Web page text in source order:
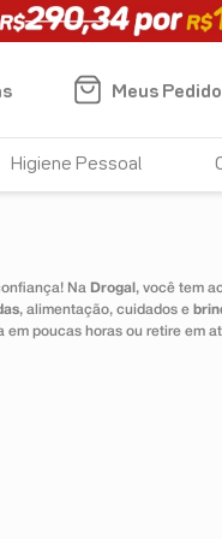
Meus
Higiene Pessoal
Na Drogal , você tem
, alimentação, cuidados e
poucas horas ou retire em